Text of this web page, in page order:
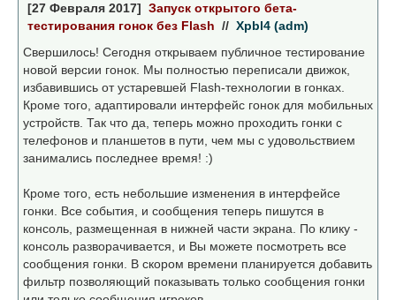
[27 Февраля 2017] Запуск открытого бета-
тестирования гонок без Flash // Xpbl4 (adm)
Свершилось! Сегодня открываем публичное тестирование
новой версии гонок. Мы полностью переписали движок,
избавившись от устаревшей Flash-технологии в гонках.
Кроме того, адаптировали интерфейс гонок для мобильных
устройств. Так что да, теперь можно проходить гонки с
телефонов и планшетов в пути, чем мы с удовольствием
занимались последнее время! :)
Кроме того, есть небольшие изменения в интерфейсе
гонки. Все события, и сообщения теперь пишутся в
консоль, размещенная в нижней части экрана. По клику -
консоль разворачивается, и Вы можете посмотреть все
сообщения гонки. В скором времени планируется добавить
фильтр позволяющий показывать только сообщения гонки